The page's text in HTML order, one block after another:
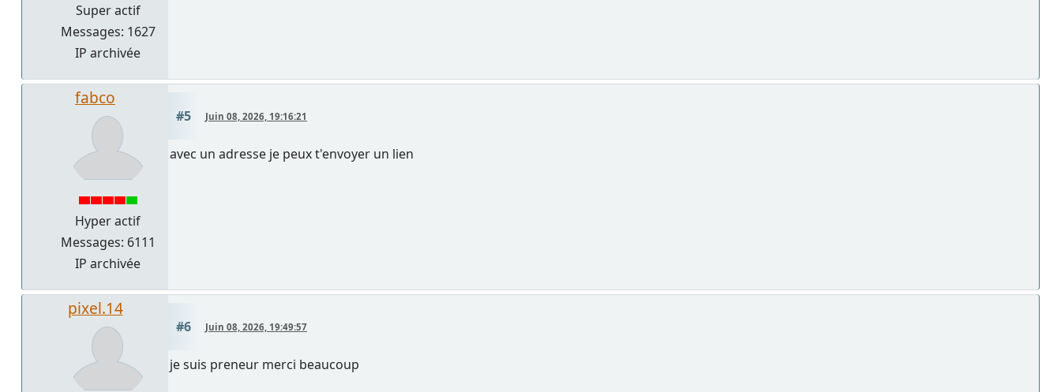
Super actif
Messages: 1627
IP archivée
fabco
Hyper actif
Messages: 6111
IP archivée
#5 Juin 08, 2026, 19:16:21
avec un adresse je peux t'envoyer un lien
pixel.14
#6 Juin 08, 2026, 19:49:57
je suis preneur merci beaucoup